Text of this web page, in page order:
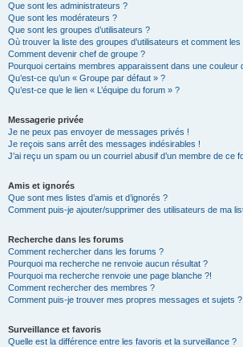
Que sont les administrateurs ?
Que sont les modérateurs ?
Que sont les groupes d’utilisateurs ?
Où trouver la liste des groupes d’utilisateurs et comment les
Comment devenir chef de groupe ?
Pourquoi certains membres apparaissent dans une couleur
Qu’est-ce qu’un « Groupe par défaut » ?
Qu’est-ce que le lien « L’équipe du forum » ?
Messagerie privée
Je ne peux pas envoyer de messages privés !
Je reçois sans arrêt des messages indésirables !
J’ai reçu un spam ou un courriel abusif d’un membre de ce
Amis et ignorés
Que sont mes listes d’amis et d’ignorés ?
Comment puis-je ajouter/supprimer des utilisateurs de ma
Recherche dans les forums
Comment rechercher dans les forums ?
Pourquoi ma recherche ne renvoie aucun résultat ?
Pourquoi ma recherche renvoie une page blanche ?!
Comment rechercher des membres ?
Comment puis-je trouver mes propres messages et sujets ?
Surveillance et favoris
Quelle est la différence entre les favoris et la surveillance ?